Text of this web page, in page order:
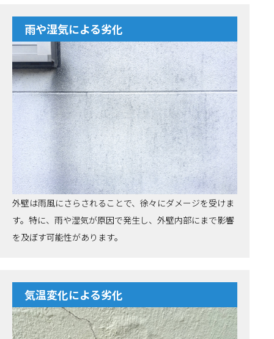
雨や湿気による劣化
外壁は雨風にさらされることで、徐々にダメージを受けま
す。特に、雨や湿気が原因で発生し、外壁内部にまで影響
を及ぼす可能性があります。
気温変化による劣化